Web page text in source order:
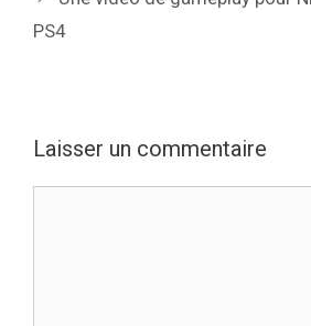
PS4
Laisser un commentaire